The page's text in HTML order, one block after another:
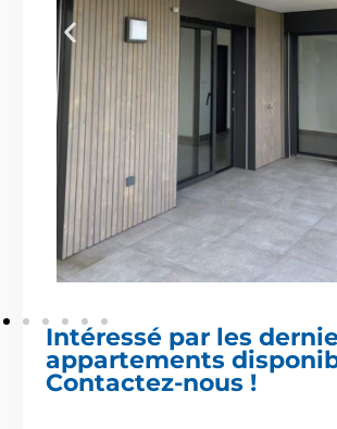
Intéressé par les
appartements
Contactez-nous !